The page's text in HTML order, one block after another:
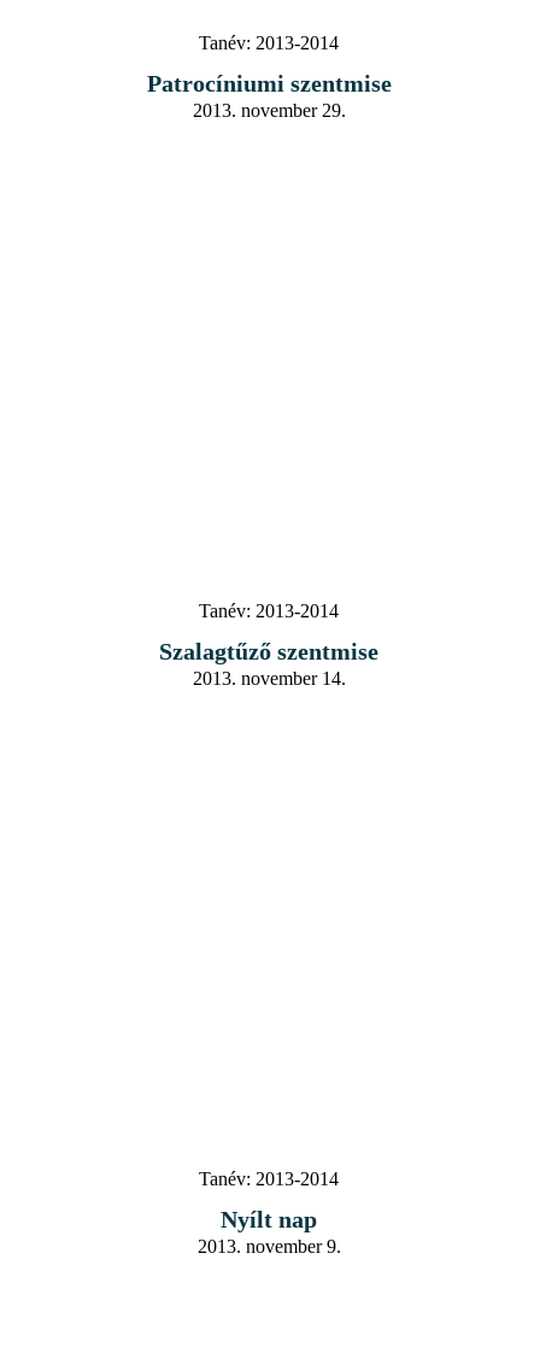
Tanév: 2013-2014
Patrocíniumi szentmise
2013. november 29.
Tanév: 2013-2014
Szalagtűző szentmise
2013. november 14.
Tanév: 2013-2014
Nyílt nap
2013. november 9.